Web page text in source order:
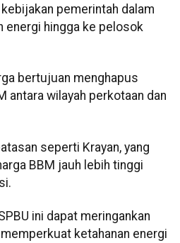
pemerintah dalam
energi hingga ke pelosok
bertujuan menghapus
antara wilayah perkotaan dan
seperti Krayan, yang
BBM jauh lebih tinggi
ini dapat meringankan
ketahanan energi